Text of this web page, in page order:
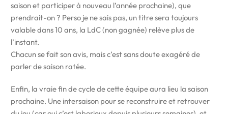
saison et participer à nouveau l’année prochaine), que
prendrait-on ? Perso je ne sais pas, un titre sera toujours
valable dans 10 ans, la LdC (non gagnée) relève plus de
l’instant.
Chacun se fait son avis, mais c’est sans doute exagéré de
parler de saison ratée.
Enfin, la vraie fin de cycle de cette équipe aura lieu la saison
prochaine. Une intersaison pour se reconstruire et retrouver